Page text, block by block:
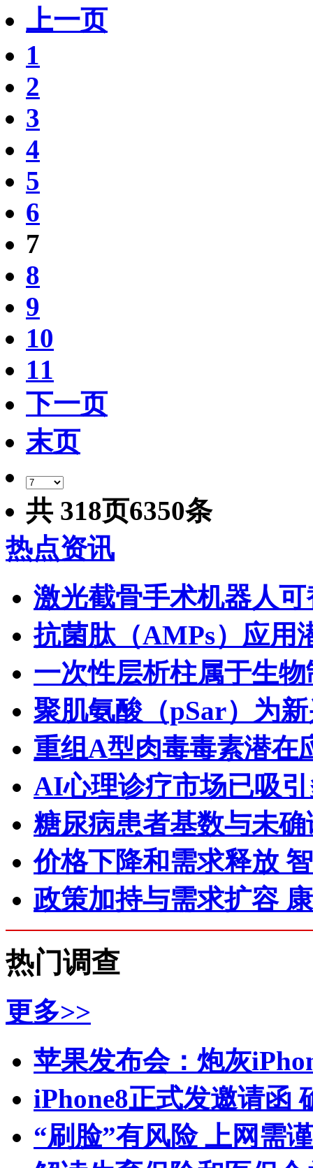
上一页
1
2
3
4
5
6
7
8
9
10
11
下一页
末页
共 318页6350条
热点资讯
激光截骨手术机器人
抗菌肽（AMPs）应用
一次性层析柱属于生
聚肌氨酸（pSar）为
重组A型肉毒毒素潜在
AI心理诊疗市场已吸
糖尿病患者基数与未
价格下降和需求释放
政策加持与需求扩容
热门调查
更多>>
苹果发布会：炮灰
iPhone8正式发邀请函
“刷脸”有风险 上网需